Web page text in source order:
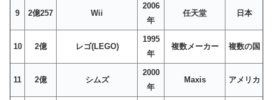
9 2億257 Wii
2006
年
任天堂 日本
10 2億 レゴ(LEGO)
1995
年
複数メーカー 複数の国
11 2億 シムズ
2000
年
Maxis アメリカ